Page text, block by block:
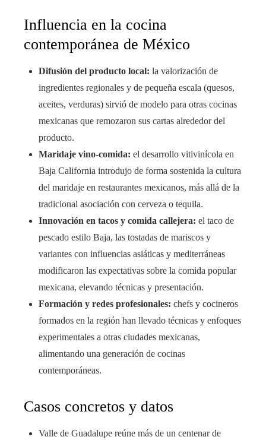
Influencia en la cocina
contemporánea de México
Difusión del producto local: la valorización de
ingredientes regionales y de pequeña escala (quesos,
aceites, verduras) sirvió de modelo para otras cocinas
mexicanas que remozaron sus cartas alrededor del
producto.
Maridaje vino-comida: el desarrollo vitivinícola en
Baja California introdujo de forma sostenida la cultura
del maridaje en restaurantes mexicanos, más allá de la
tradicional asociación con cerveza o tequila.
Innovación en tacos y comida callejera: el taco de
pescado estilo Baja, las tostadas de mariscos y
variantes con influencias asiáticas y mediterráneas
modificaron las expectativas sobre la comida popular
mexicana, elevando técnicas y presentación.
Formación y redes profesionales: chefs y cocineros
formados en la región han llevado técnicas y enfoques
experimentales a otras ciudades mexicanas,
alimentando una generación de cocinas
contemporáneas.
Casos concretos y datos
Valle de Guadalupe reúne más de un centenar de